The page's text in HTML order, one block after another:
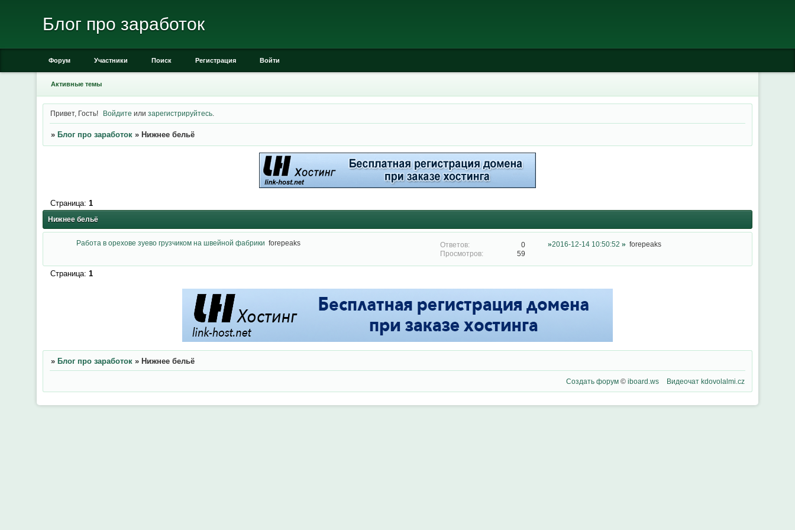
Блог про заработок
Форум Участники Поиск Регистрация Войти
Активные темы
Привет, Гость! Войдите илизарегистрируйтесь
» Блог про заработок » Нижнее бельё
Нижнее бельё
Страница: 1
Работа в орехове зуево грузчиком на швейной фабрики forepeaks
0
59
2016-12-14 10:50:52 forepeaks
Страница: 1
» Блог про заработок » Нижнее бельё
Создать форум ©iboard.ws Видеочат kdovolalmi.cz